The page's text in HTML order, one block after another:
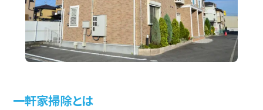
一軒家掃除とは